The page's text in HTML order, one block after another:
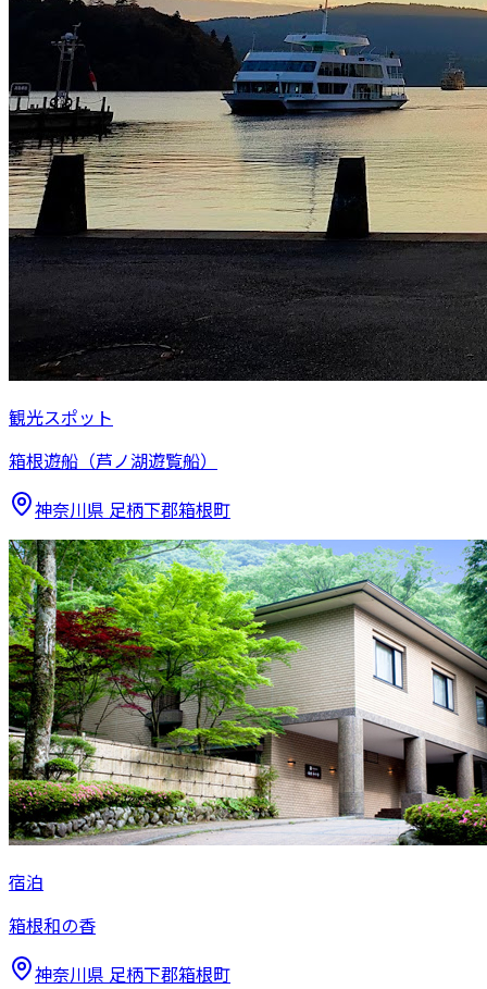
観光スポット
箱根遊船（芦ノ湖遊覧船）
神奈川県 足柄下郡箱根町
宿泊
箱根和の香
神奈川県 足柄下郡箱根町